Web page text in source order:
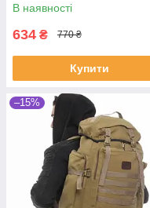
В наявності
634 ₴ 770 ₴
Купити
–15%